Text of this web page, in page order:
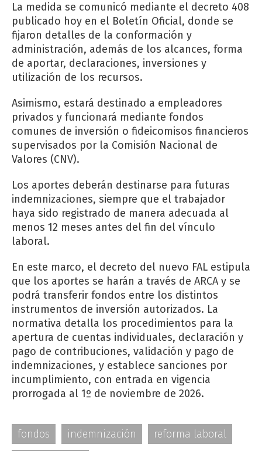
La medida se comunicó mediante el decreto 408
publicado hoy en el Boletín Oficial, donde se
fijaron detalles de la conformación y
administración, además de los alcances, forma
de aportar, declaraciones, inversiones y
utilización de los recursos.
Asimismo, estará destinado a empleadores
privados y funcionará mediante fondos
comunes de inversión o fideicomisos financieros
supervisados por la Comisión Nacional de
Valores (CNV).
Los aportes deberán destinarse para futuras
indemnizaciones, siempre que el trabajador
haya sido registrado de manera adecuada al
menos 12 meses antes del fin del vínculo
laboral.
En este marco, el decreto del nuevo FAL estipula
que los aportes se harán a través de ARCA y se
podrá transferir fondos entre los distintos
instrumentos de inversión autorizados. La
normativa detalla los procedimientos para la
apertura de cuentas individuales, declaración y
pago de contribuciones, validación y pago de
indemnizaciones, y establece sanciones por
incumplimiento, con entrada en vigencia
prorrogada al 1º de noviembre de 2026.
fondos indemnización
reforma laboral